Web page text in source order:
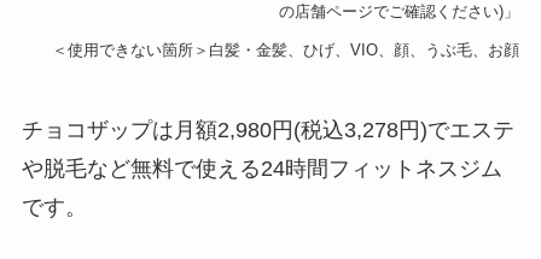
の店舗ページでご確認ください)」
＜使用できない箇所＞白髪・金髪、ひげ、VIO、顔、うぶ毛、お顔
チョコザップは月額2,980円(税込3,278円)でエステ
や脱毛など無料で使える24時間フィットネスジム
です。